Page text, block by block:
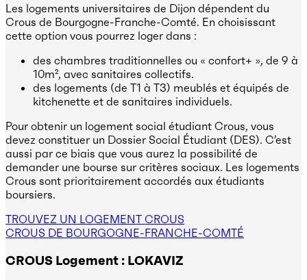
Les logements universitaires de Dijon dépendent du
Crous de Bourgogne-Franche-Comté. En choisissant
cette option vous pourrez loger dans :
des chambres traditionnelles ou « confort+ », de 9 à
10m², avec sanitaires collectifs.
des logements (de T1 à T3) meublés et équipés de
kitchenette et de sanitaires individuels.
Pour obtenir un logement social étudiant Crous, vous
devez constituer un Dossier Social Étudiant (DES). C’est
aussi par ce biais que vous aurez la possibilité de
demander une bourse sur critères sociaux. Les logements
Crous sont prioritairement accordés aux étudiants
boursiers.
TROUVEZ UN LOGEMENT CROUS
CROUS DE BOURGOGNE-FRANCHE-COMTÉ
CROUS Logement : LOKAVIZ